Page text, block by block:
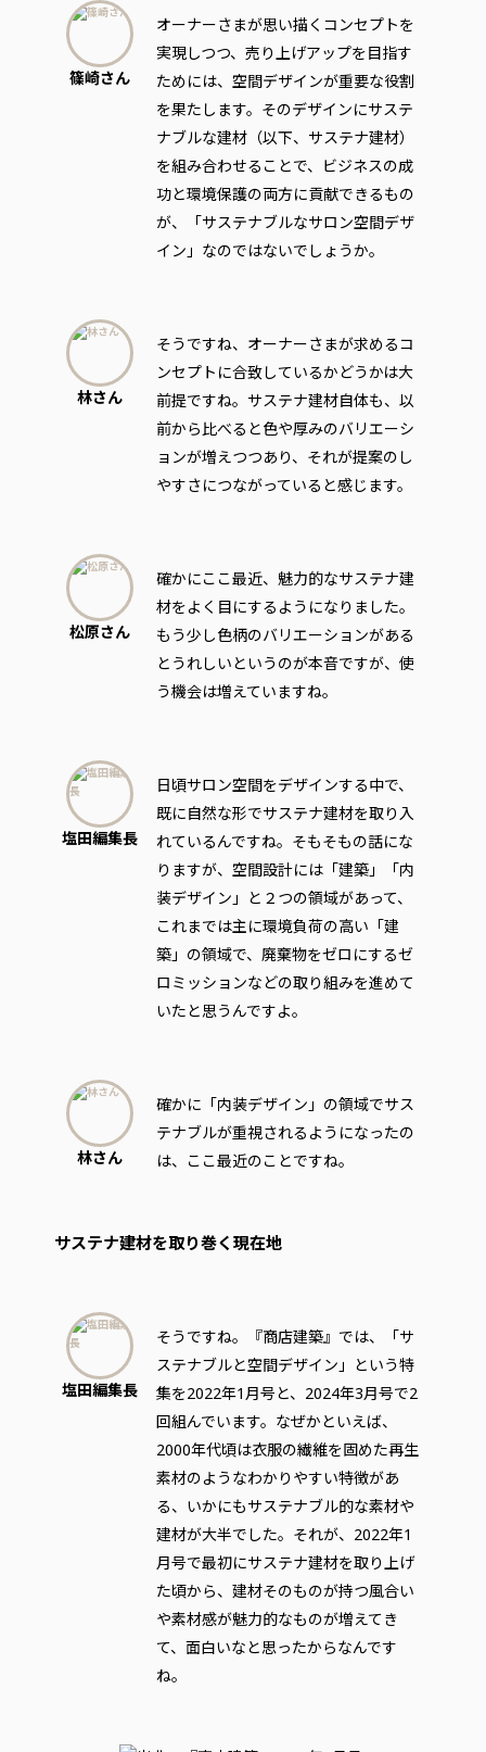
篠崎さん
オーナーさまが思い描くコンセプトを
実現しつつ、売り上げアップを目指す
ためには、空間デザインが重要な役割
を果たします。そのデザインにサステ
ナブルな建材（以下、サステナ建材）
を組み合わせることで、ビジネスの成
功と環境保護の両方に貢献できるもの
が、「サステナブルなサロン空間デザ
イン」なのではないでしょうか。
林さん
そうですね、オーナーさまが求めるコ
ンセプトに合致しているかどうかは大
前提ですね。サステナ建材自体も、以
前から比べると色や厚みのバリエーシ
ョンが増えつつあり、それが提案のし
やすさにつながっていると感じます。
松原さん
確かにここ最近、魅力的なサステナ建
材をよく目にするようになりました。
もう少し色柄のバリエーションがある
とうれしいというのが本音ですが、使
う機会は増えていますね。
塩田編集長
日頃サロン空間をデザインする中で、
既に自然な形でサステナ建材を取り入
れているんですね。そもそもの話にな
りますが、空間設計には「建築」「内
装デザイン」と２つの領域があって、
これまでは主に環境負荷の高い「建
築」の領域で、廃棄物をゼロにするゼ
ロミッションなどの取り組みを進めて
いたと思うんですよ。
林さん
確かに「内装デザイン」の領域でサス
テナブルが重視されるようになったの
は、ここ最近のことですね。
サステナ建材を取り巻く現在地
塩田編集長
そうですね。『商店建築』では、「サ
ステナブルと空間デザイン」という特
集を2022年1月号と、2024年3月号で2
回組んでいます。なぜかといえば、
2000年代頃は衣服の繊維を固めた再生
素材のようなわかりやすい特徴があ
る、いかにもサステナブル的な素材や
建材が大半でした。それが、2022年1
月号で最初にサステナ建材を取り上げ
た頃から、建材そのものが持つ風合い
や素材感が魅力的なものが増えてき
て、面白いなと思ったからなんです
ね。